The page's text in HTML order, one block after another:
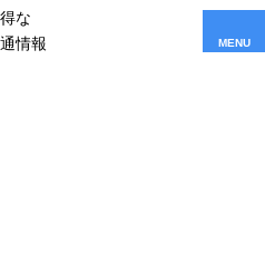
な
情報
MENU